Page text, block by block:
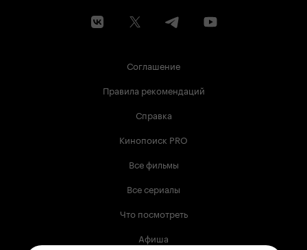
Соглашение
Правила рекомендаций
Справка
Кинопоиск PRO
Все фильмы
Все сериалы
Что посмотреть
Афиша